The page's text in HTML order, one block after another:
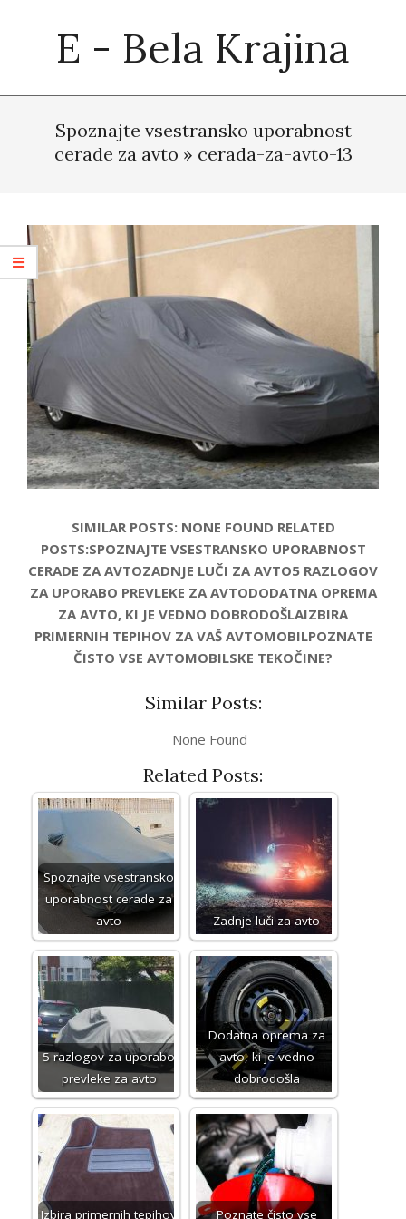
E - Bela Krajina
NavigationSpoznajte vsestransko uporabnost
cerade za avto » cerada-za-avto-13
SIMILAR POSTS: NONE FOUND RELATED
POSTS:SPOZNAJTE VSESTRANSKO UPORABNOST
CERADE ZA AVTOZADNJE LUČI ZA AVTO5 RAZLOGOV
ZA UPORABO PREVLEKE ZA AVTODODATNA OPREMA
ZA AVTO, KI JE VEDNO DOBRODOŠLAIZBIRA
PRIMERNIH TEPIHOV ZA VAŠ AVTOMOBILPOZNATE
ČISTO VSE AVTOMOBILSKE TEKOČINE?
Similar Posts:
None Found
Related Posts:
Spoznajte vsestransko
uporabnost cerade za
avto
Zadnje luči za avto
5 razlogov za uporabo
prevleke za avto
Dodatna oprema za
avto, ki je vedno
dobrodošla
Izbira primernih tepihov Poznate čisto vse